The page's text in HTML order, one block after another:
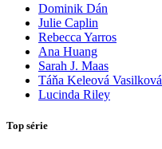
Dominik Dán
Julie Caplin
Rebecca Yarros
Ana Huang
Sarah J. Maas
Táňa Keleová Vasilková
Lucinda Riley
Top série